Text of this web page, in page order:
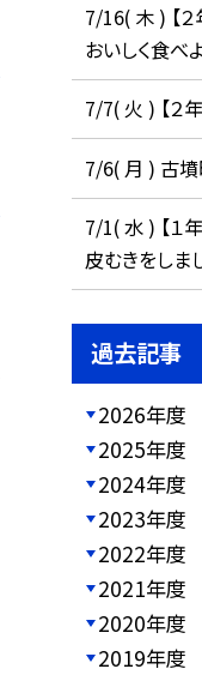
7/16( 木 ) 【２
おいしく食べ
7/7( 火 ) 【２
7/6( 月 ) 古墳
7/1( 水 ) 【１
皮むきをしま
過去記事
2026年度
2025年度
2024年度
2023年度
2022年度
2021年度
2020年度
2019年度